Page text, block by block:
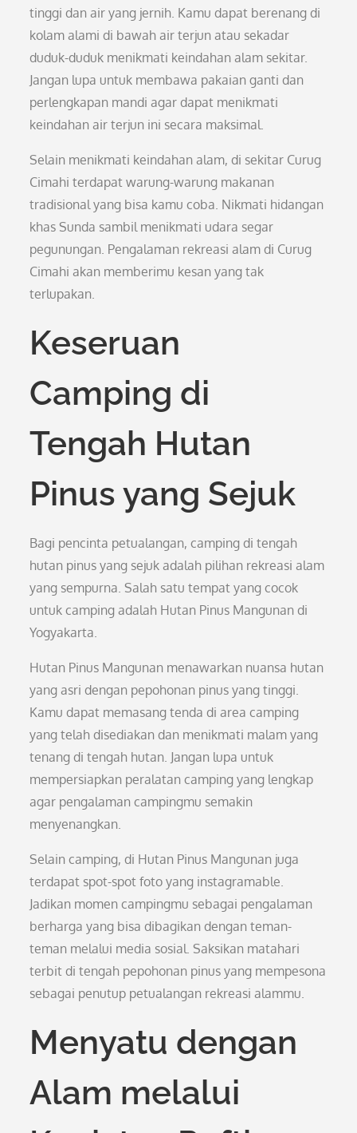
tinggi dan air yang jernih. Kamu dapat berenang di
kolam alami di bawah air terjun atau sekadar
duduk-duduk menikmati keindahan alam sekitar.
Jangan lupa untuk membawa pakaian ganti dan
perlengkapan mandi agar dapat menikmati
keindahan air terjun ini secara maksimal.
Selain menikmati keindahan alam, di sekitar Curug
Cimahi terdapat warung-warung makanan
tradisional yang bisa kamu coba. Nikmati hidangan
khas Sunda sambil menikmati udara segar
pegunungan. Pengalaman rekreasi alam di Curug
Cimahi akan memberimu kesan yang tak
terlupakan.
Keseruan
Camping di
Tengah Hutan
Pinus yang Sejuk
Bagi pencinta petualangan, camping di tengah
hutan pinus yang sejuk adalah pilihan rekreasi alam
yang sempurna. Salah satu tempat yang cocok
untuk camping adalah Hutan Pinus Mangunan di
Yogyakarta.
Hutan Pinus Mangunan menawarkan nuansa hutan
yang asri dengan pepohonan pinus yang tinggi.
Kamu dapat memasang tenda di area camping
yang telah disediakan dan menikmati malam yang
tenang di tengah hutan. Jangan lupa untuk
mempersiapkan peralatan camping yang lengkap
agar pengalaman campingmu semakin
menyenangkan.
Selain camping, di Hutan Pinus Mangunan juga
terdapat spot-spot foto yang instagramable.
Jadikan momen campingmu sebagai pengalaman
berharga yang bisa dibagikan dengan teman-
teman melalui media sosial. Saksikan matahari
terbit di tengah pepohonan pinus yang mempesona
sebagai penutup petualangan rekreasi alammu.
Menyatu dengan
Alam melalui